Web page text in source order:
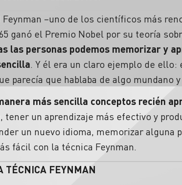
–uno de los científicos más
ganó el Premio Nobel por su teoría
las personas podemos memorizar y
. Y él era un claro ejemplo de ello:
parecía que hablaba de algo mundano
más sencilla conceptos recién
tener un aprendizaje más efectivo y
un nuevo idioma, memorizar alguna
fácil con la técnica Feynman.
TÉCNICA FEYNMAN